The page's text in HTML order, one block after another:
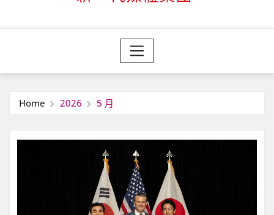
Home 2026 5 月